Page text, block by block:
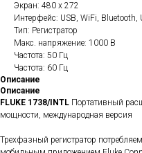
Экран: 480 x 272
Интерфейс: USB, WiFi, Bluetooth,
Тип: Регистратор
Макс. напряжение: 1000 В
Частота: 50 Гц
Частота: 60 Гц
Описание
Описание
FLUKE 1738/INTL Портативный
мощности, международная версия
Трехфазный регистратор